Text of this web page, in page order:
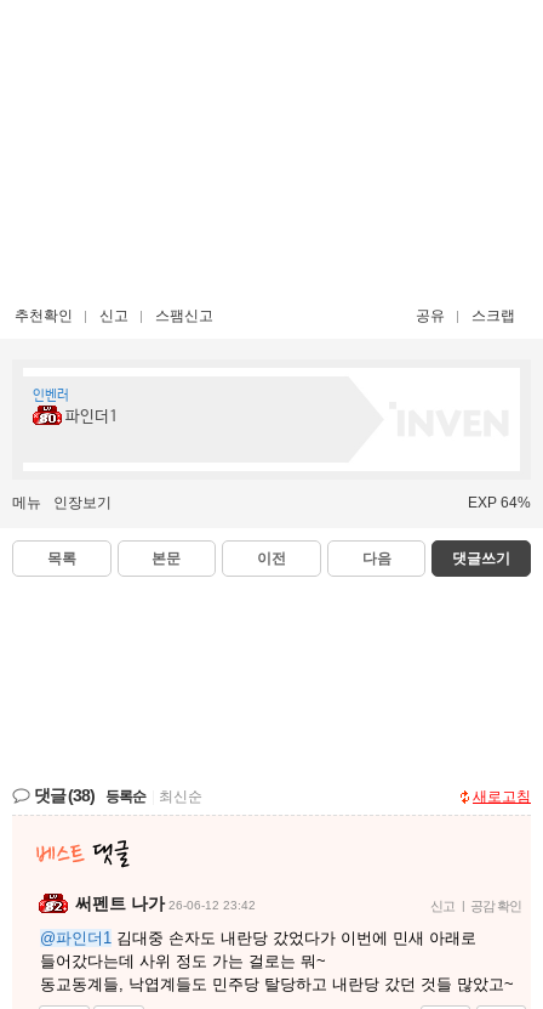
추천확인 신고 스팸신고 공유 스크랩
인벤러
파인더1
메뉴 인장보기 EXP 64%
목록 본문 이전 다음 댓글쓰기
댓글(38) 등록순 최신순 새로고침
써펜트 나가 26-06-12 23:42 신고 | 공감 확인
@파인더1 김대중 손자도 내란당 갔었다가 이번에 민새 아래로
들어갔다는데 사위 정도 가는 걸로는 뭐~
동교동계들, 낙엽계들도 민주당 탈당하고 내란당 갔던 것들 많았고~